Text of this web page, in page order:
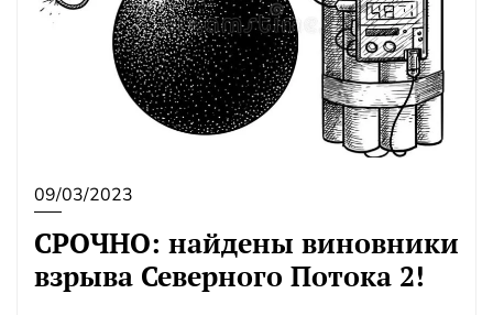
09/03/2023
СРОЧНО: найдены виновники
взрыва Северного Потока 2!